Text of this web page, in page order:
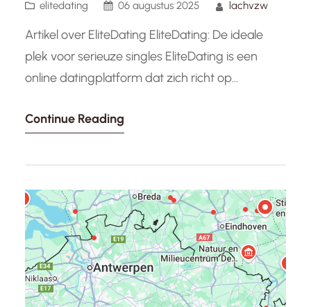
elitedating 06 augustus 2025 lachvzw
Artikel over EliteDating EliteDating: De ideale
plek voor serieuze singles EliteDating is een
online datingplatform dat zich richt op
serieuze en langdurige relatie. Met een
systeem en een focus op kwaliteit boven
voor mensen die op zoek zijn naar…
Continue Reading